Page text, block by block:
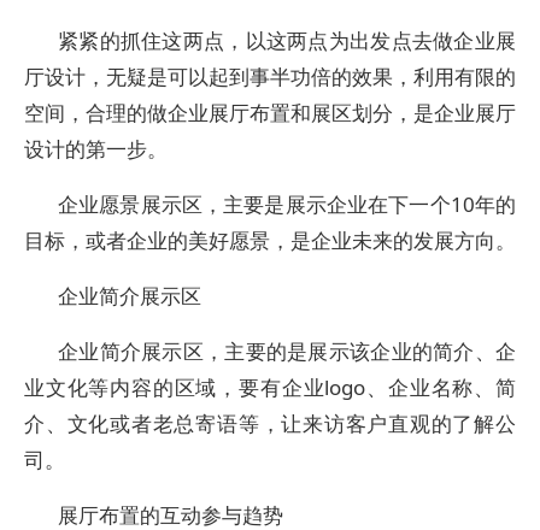
紧紧的抓住这两点，以这两点为出发点去做企业展
厅设计，无疑是可以起到事半功倍的效果，利用有限的
空间，合理的做企业展厅布置和展区划分，是企业展厅
设计的第一步。
企业愿景展示区，主要是展示企业在下一个10年的
目标，或者企业的美好愿景，是企业未来的发展方向。
企业简介展示区
企业简介展示区，主要的是展示该企业的简介、企
业文化等内容的区域，要有企业logo、企业名称、简
介、文化或者老总寄语等，让来访客户直观的了解公
司。
展厅布置的互动参与趋势